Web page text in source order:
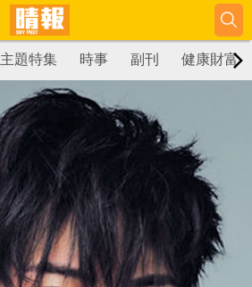
主題特集 時事 副刊 健康財富